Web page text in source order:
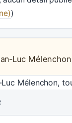
)
Mélenchon,